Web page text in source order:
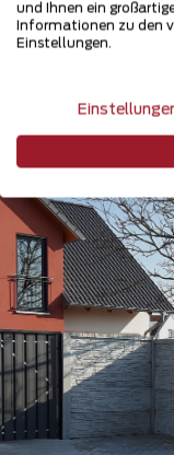
Flecht
84069 Schierling
und Ihnen ein
Informationen zu den
Einstellungen.